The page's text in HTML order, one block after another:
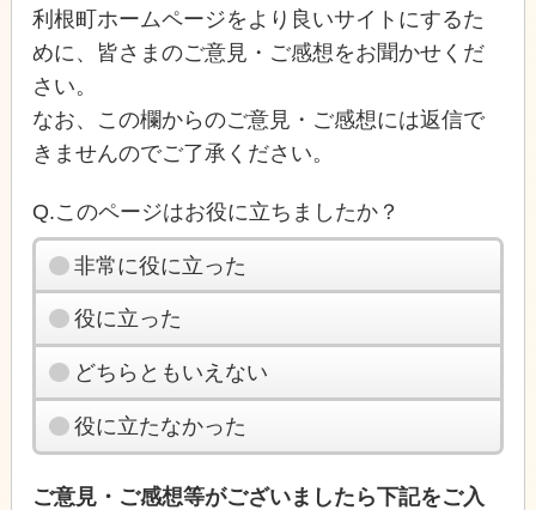
利根町ホームページをより良いサイトにするた
めに、皆さまのご意見・ご感想をお聞かせくだ
さい。
なお、この欄からのご意見・ご感想には返信で
きませんのでご了承ください。
Q.このページはお役に立ちましたか？
非常に役に立った
役に立った
どちらともいえない
役に立たなかった
ご意見・ご感想等がございましたら下記をご入